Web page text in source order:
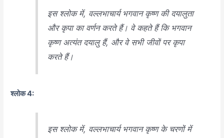
इस श्लोक में, वल्लभाचार्य भगवान कृष्ण की दयालुता
और कृपा का वर्णन करते हैं। वे कहते हैं कि भगवान
कृष्ण अत्यंत दयालु हैं, और वे सभी जीवों पर कृपा
करते हैं।
श्लोक 4:
इस श्लोक में, वल्लभाचार्य भगवान कृष्ण के चरणों में